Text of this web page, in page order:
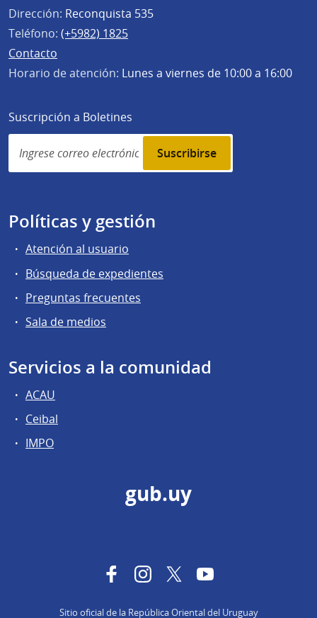
Dirección: Reconquista 535
Teléfono: (+5982) 1825
Contacto
Horario de atención: Lunes a viernes de 10:00 a 16:00
Suscripción a Boletines
Simplenews
subscription
Políticas y gestión
Atención al usuario
Búsqueda de expedientes
Preguntas frecuentes
Sala de medios
Servicios a la comunidad
ACAU
Ceibal
IMPO
gub.uy
FacebookInstagram
TwitterYouTube
Sitio oficial de la República Oriental del Uruguay